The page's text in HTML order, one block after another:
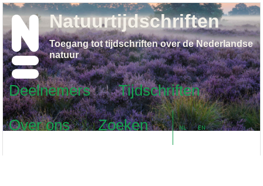
Deelnemers
Tijdschriften
Over ons
Zoeken NL EN
Natuurtijdschriften
Toegang tot tijdschriften over de Nederlandse
natuur